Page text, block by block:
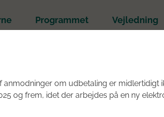
Programmet Vejledning
rundens fokus her
anmodninger om udbetaling er
og frem, idet der arbejdes på en ny